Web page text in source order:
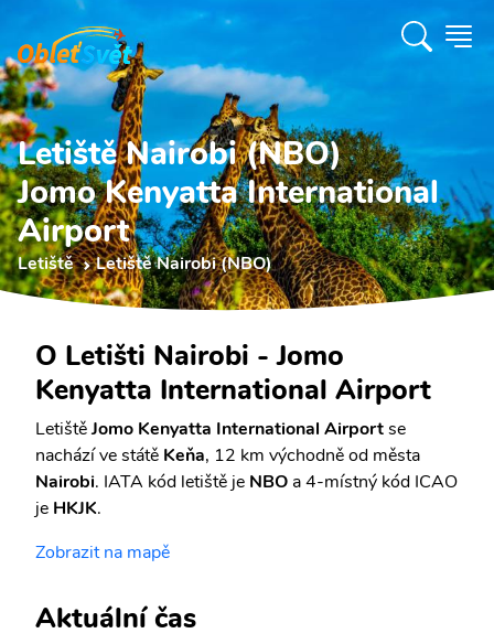
Letiště Nairobi (NBO)
Jomo Kenyatta International
Airport
Letiště Letiště Nairobi (NBO)
O Letišti Nairobi - Jomo
Kenyatta International Airport
LetištěJomo Kenyatta International Airportse
nachází ve státě Keňa, 12 km východně od města
Nairobi. IATA kód letiště je NBO a 4-místný kód ICAO
je HKJK.
Zobrazit na mapě
Aktuální čas